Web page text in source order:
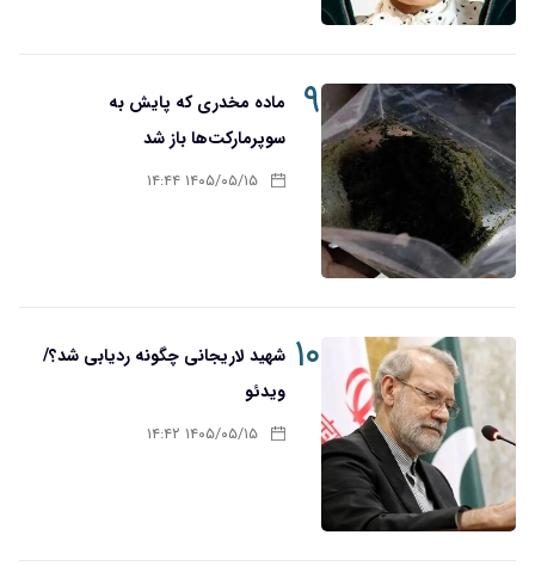
۹
ماده مخدری که پایش به
سوپرمارکت‌ها باز شد
۱۴۰۵/۰۵/۱۵ ۱۴:۴۴
۱۰ شهید لاریجانی چگونه ردیابی شد؟/
ویدئو
۱۴۰۵/۰۵/۱۵ ۱۴:۴۲